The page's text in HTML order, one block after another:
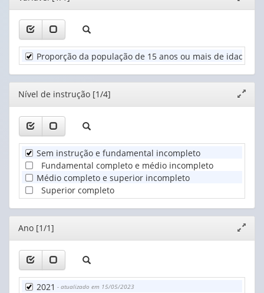
Ano
valor):
de
instrução
apenas
1
valor):
Unidade
(1)
janela
Proporção da população de 15 anos ou mais de idade
Editor
janela
Nível de instrução [1/4]
Sem instrução e fundamental incompleto
Fundamental completo e médio incompleto
Médio completo e superior incompleto
Superior completo
Editor
janela
Ano [1/1]
2021 - atualizado em 15/05/2023